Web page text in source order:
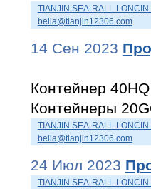
TIANJIN SEA-RALL LONCIN
bella@tianjin12306.com
14 Сен 2023
Контейнер
Контейнеры
TIANJIN SEA-RALL LONCIN
bella@tianjin12306.com
24 Июл 2023
TIANJIN SEA-RALL LONCIN